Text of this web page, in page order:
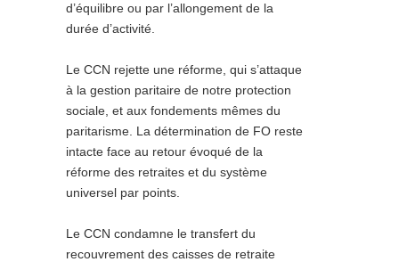
d’équilibre ou par l’allongement de la
durée d’activité.
Le CCN rejette une réforme, qui s’attaque
à la gestion paritaire de notre protection
sociale, et aux fondements mêmes du
paritarisme. La détermination de FO reste
intacte face au retour évoqué de la
réforme des retraites et du système
universel par points.
Le CCN condamne le transfert du
recouvrement des caisses de retraite